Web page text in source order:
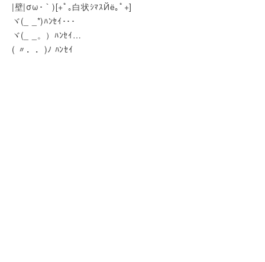
|壁|σω･｀)[+ﾟ｡白状ｼﾏｽЙё｡ﾟ+]
ヾ(_ _*)ﾊﾝｾｲ･･･
ヾ(_ _。）ﾊﾝｾｲ…
( 〃．．)ﾉ ﾊﾝｾｲ